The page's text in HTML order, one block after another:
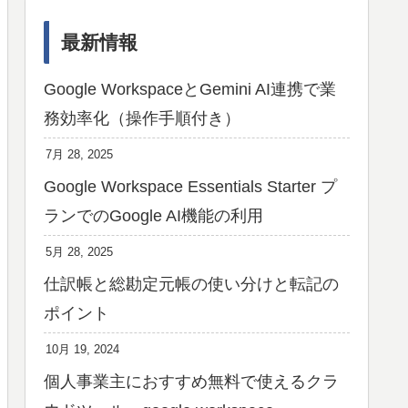
最新情報
Google WorkspaceとGemini AI連携で業
務効率化（操作手順付き）
7月 28, 2025
Google Workspace Essentials Starter プ
ランでのGoogle AI機能の利用
5月 28, 2025
仕訳帳と総勘定元帳の使い分けと転記の
ポイント
10月 19, 2024
個人事業主におすすめ無料で使えるクラ